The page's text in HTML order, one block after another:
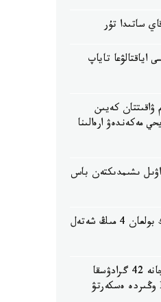
ساتىدا تۇر
اياقتالۋعا تاياپ
استام ۋاقىتتان كەيىن
مەكەندەۋ ارەالىنا
اۋىل ىشىمدىكتەن باس
شىلدەدە شەكارادان وتپەك بولعان 4 مىڭ شەتەل
نايزاعاي، شاڭدى داۋىل جانە 42 گرادۋسقا
دەيىنگى اپتاپ ىستىق: 17 وڭىردە ەسكەرتۋ